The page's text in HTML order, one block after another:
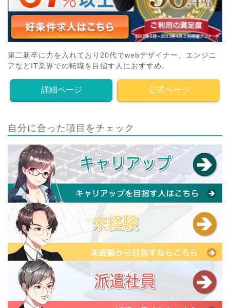
第二新卒に力を入れており20代でwebデザイナー、エンジニ
アなどIT業界での転職を目指す人におすすめ。
詳細ページ 公式ページ
自分に合った項目をチェック